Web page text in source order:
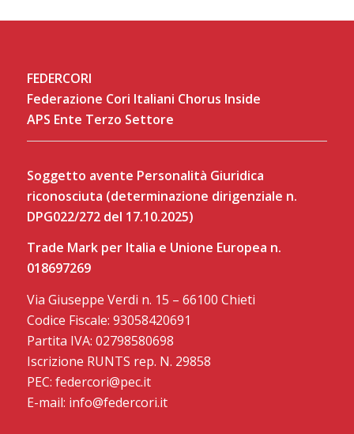
FEDERCORI
Federazione Cori Italiani Chorus Inside
APS Ente Terzo Settore
Soggetto avente Personalità Giuridica
riconosciuta (determinazione dirigenziale n.
DPG022/272 del 17.10.2025)
Trade Mark per Italia e Unione Europea n.
018697269
Via Giuseppe Verdi n. 15 – 66100 Chieti
Codice Fiscale: 93058420691
Partita IVA: 02798580698
Iscrizione RUNTS rep. N. 29858
PEC: federcori@pec.it
E-mail: info@federcori.it